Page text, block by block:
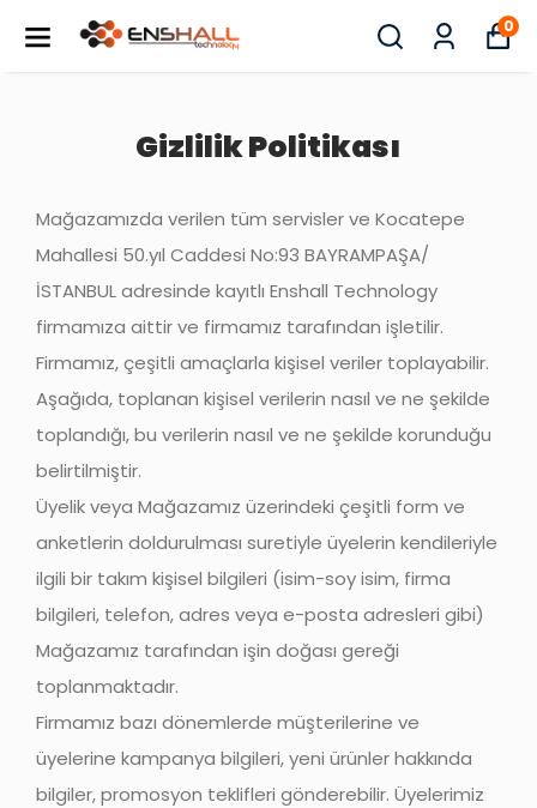
0
Gizlilik Politikası
Mağazamızda verilen tüm servisler ve Kocatepe
Mahallesi 50.yıl Caddesi No:93 BAYRAMPAŞA/
İSTANBUL adresinde kayıtlı Enshall Technology
firmamıza aittir ve firmamız tarafından işletilir.
Firmamız, çeşitli amaçlarla kişisel veriler toplayabilir.
Aşağıda, toplanan kişisel verilerin nasıl ve ne şekilde
toplandığı, bu verilerin nasıl ve ne şekilde korunduğu
belirtilmiştir.
Üyelik veya Mağazamız üzerindeki çeşitli form ve
anketlerin doldurulması suretiyle üyelerin kendileriyle
ilgili bir takım kişisel bilgileri (isim-soy isim, firma
bilgileri, telefon, adres veya e-posta adresleri gibi)
Mağazamız tarafından işin doğası gereği
toplanmaktadır.
Firmamız bazı dönemlerde müşterilerine ve
üyelerine kampanya bilgileri, yeni ürünler hakkında
bilgiler, promosyon teklifleri gönderebilir. Üyelerimiz